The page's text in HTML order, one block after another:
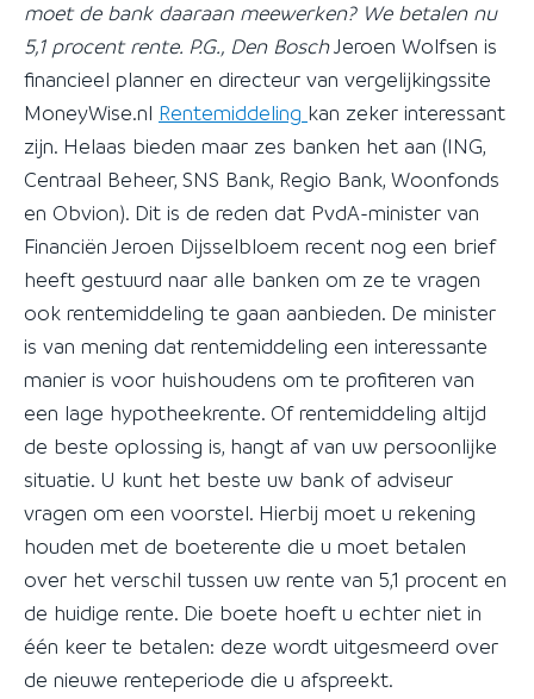
moet de bank daaraan meewerken? We betalen nu
5,1 procent rente. P.G., Den BoschJeroen Wolfsen is
financieel planner en directeur van vergelijkingssite
MoneyWise.nl Rentemiddeling kan zeker interessant
zijn. Helaas bieden maar zes banken het aan (ING,
Centraal Beheer, SNS Bank, Regio Bank, Woonfonds
en Obvion). Dit is de reden dat PvdA-minister van
Financiën Jeroen Dijsselbloem recent nog een brief
heeft gestuurd naar alle banken om ze te vragen
ook rentemiddeling te gaan aanbieden. De minister
is van mening dat rentemiddeling een interessante
manier is voor huishoudens om te profiteren van
een lage hypotheekrente. Of rentemiddeling altijd
de beste oplossing is, hangt af van uw persoonlijke
situatie. U kunt het beste uw bank of adviseur
vragen om een voorstel. Hierbij moet u rekening
houden met de boeterente die u moet betalen
over het verschil tussen uw rente van 5,1 procent en
de huidige rente. Die boete hoeft u echter niet in
één keer te betalen: deze wordt uitgesmeerd over
de nieuwe renteperiode die u afspreekt.